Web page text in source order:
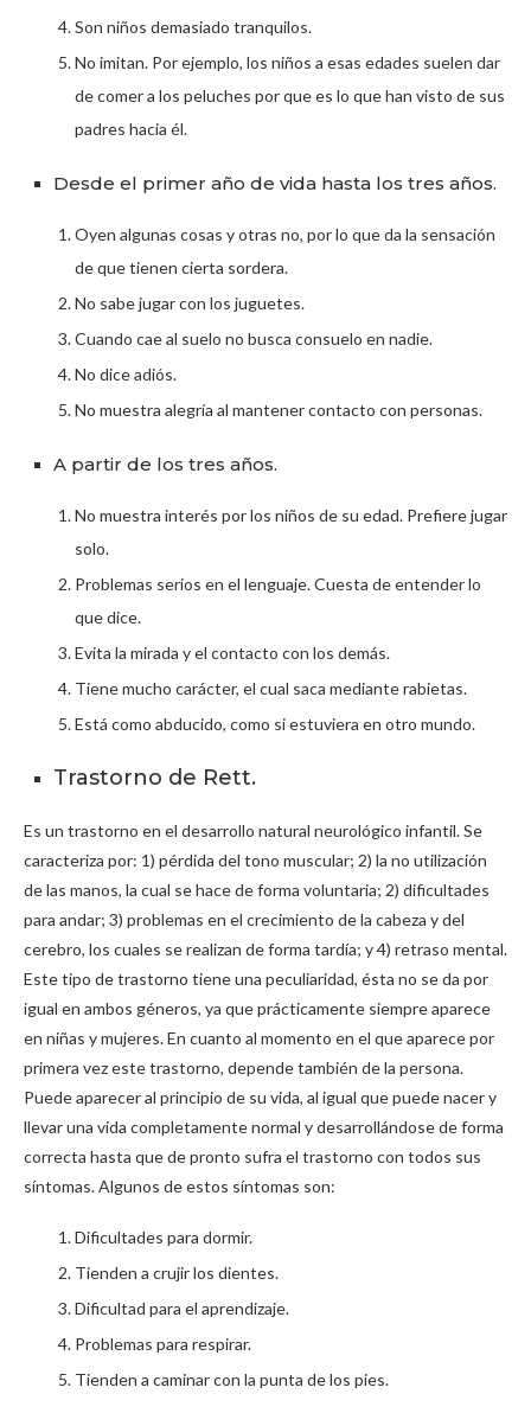
Son niños demasiado tranquilos.
No imitan. Por ejemplo, los niños a esas edades suelen dar
de comer a los peluches por que es lo que han visto de sus
padres hacia él.
Desde el primer año de vida hasta los tres años.
Oyen algunas cosas y otras no, por lo que da la sensación
de que tienen cierta sordera.
No sabe jugar con los juguetes.
Cuando cae al suelo no busca consuelo en nadie.
No dice adiós.
No muestra alegría al mantener contacto con personas.
A partir de los tres años.
No muestra interés por los niños de su edad. Prefiere jugar
solo.
Problemas serios en el lenguaje. Cuesta de entender lo
que dice.
Evita la mirada y el contacto con los demás.
Tiene mucho carácter, el cual saca mediante rabietas.
Está como abducido, como si estuviera en otro mundo.
Trastorno de Rett.
Es un trastorno en el desarrollo natural neurológico infantil. Se
caracteriza por: 1) pérdida del tono muscular; 2) la no utilización
de las manos, la cual se hace de forma voluntaria; 2) dificultades
para andar; 3) problemas en el crecimiento de la cabeza y del
cerebro, los cuales se realizan de forma tardía; y 4) retraso mental.
Este tipo de trastorno tiene una peculiaridad, ésta no se da por
igual en ambos géneros, ya que prácticamente siempre aparece
en niñas y mujeres. En cuanto al momento en el que aparece por
primera vez este trastorno, depende también de la persona.
Puede aparecer al principio de su vida, al igual que puede nacer y
llevar una vida completamente normal y desarrollándose de forma
correcta hasta que de pronto sufra el trastorno con todos sus
síntomas. Algunos de estos síntomas son:
Dificultades para dormir.
Tienden a crujir los dientes.
Dificultad para el aprendizaje.
Problemas para respirar.
Tienden a caminar con la punta de los pies.